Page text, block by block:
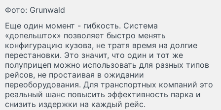
Фото: Grunwald
Еще один момент - гибкость. Система
«допельшток» позволяет быстро менять
конфигурацию кузова, не тратя время на долгие
перестановки. Это значит, что один и тот же
полуприцеп можно использовать для разных типов
рейсов, не простаивая в ожидании
переоборудования. Для транспортных компаний это
реальный шанс повысить эффективность парка и
снизить издержки на каждый рейс.